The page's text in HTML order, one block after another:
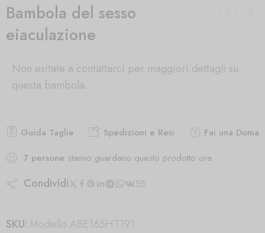
Bambola del sesso
eiaculazione
Non esitate a contattarci per maggiori dettagli su
questa bambola.
Guida Taglie Spedizioni e Resi
Fai una
7 persone stanno guardano questo prodotto ora
Condividi
SKU:Modello ABE165HT191